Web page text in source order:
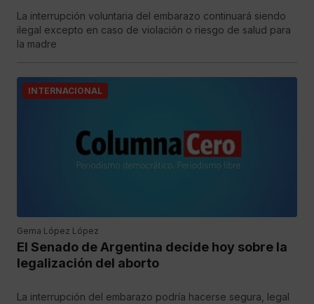
La interrupción voluntaria del embarazo continuará siendo
ilegal excepto en caso de violación o riesgo de salud para
la madre
INTERNACIONAL
Gema López López
El Senado de Argentina decide hoy sobre la
legalización del aborto
La interrupción del embarazo podría hacerse segura, legal